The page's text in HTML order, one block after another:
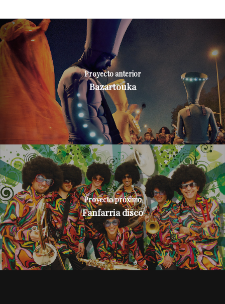
Proyecto anterior
Bazartouka
Proyecto próximo
Fanfarria disco